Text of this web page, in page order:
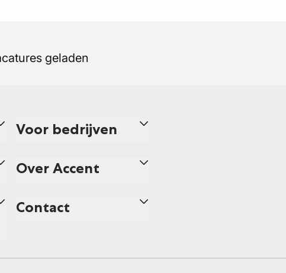
geladen
Voor bedrijven
Over Accent
Contact